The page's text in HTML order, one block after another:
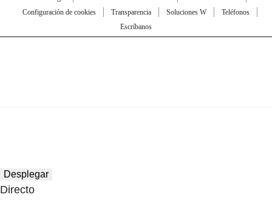
Configuración de cookies
Transparencia Soluciones W
Teléfonos
Escríbanos
Desplegar
Directo